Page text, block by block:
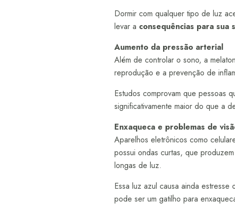
Dormir com qualquer tipo de luz
levar a consequências para sua
Aumento da pressão arterial
Além de controlar o sono, a
reprodução e a prevenção de
Estudos comprovam que pessoas
significativamente maior do que a
Enxaqueca e problemas de
Aparelhos eletrônicos como
possui ondas curtas, que
longas de luz.
Essa luz azul causa ainda
pode ser um gatilho para